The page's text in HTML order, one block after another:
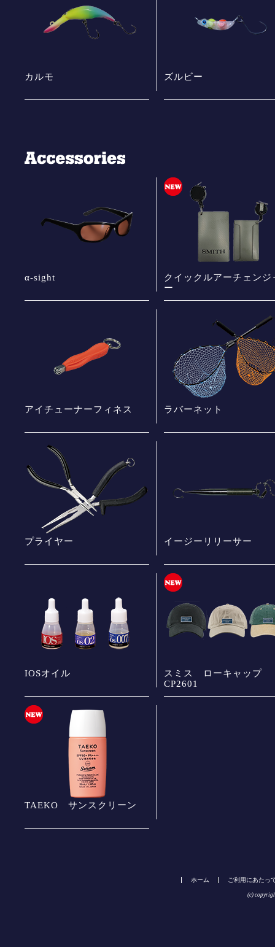
カルモ ズルビー
α-sight
クイックルアーチェンジ
ー
アイチューナーフィネス ラバーネット
プライヤー イージーリリーサー
IOSオイル
スミス ローキャップ
CP2601
TAEKO サンスクリーン
ホーム ご利用にあたっ
(c)